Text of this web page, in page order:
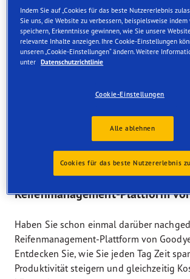
31/10/2023
Steigern Sie Ihre Produktivität
Reifenmanagement-Plattform
Haben Sie schon einmal darüber
Reifenmanagement-Plattform von
Entdecken Sie, wie Sie jeden Tag Zeit
Produktivität steigern und gleichzeitig
Indem Sie auf „Cookies für das beste Nutzererlebnis
Sie uns, die Website zu verbessern, beispielsweise
speichern, Erkenntnisse gewinnen, wie Sie unsere
relevante Inhalte anzeigen. Ihre Cookie-Einstellungen
unseren „Cookie-Einstellungen“ ändern. Weitere
unter Datenschutzrichtlinie
Cookie-Einstellungen
Alle ablehnen
Cookies für das beste Nutzererlebnis